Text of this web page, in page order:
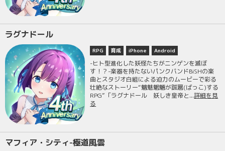
ラグナドール
RPG 育成 iPhone Android
-ヒト型進化した妖怪たちがニンゲンを滅ぼ
す！？-楽器を持たないパンクバンドBiSHの楽
曲とスタジオ白組による迫力のムービーで彩る
壮絶なストーリー“魑魅魍魎が跋扈(ばっこ)する
RPG”「ラグナドール 妖しき皇帝と...詳細を見
る
マフィア・シティ-極道風雲